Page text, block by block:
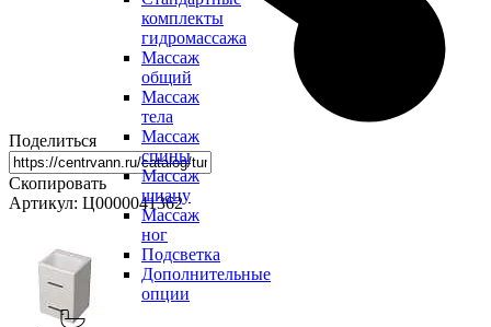
комплекты
гидромассажа
Массаж
общий
Массаж
тела
Массаж
спины
Массаж
шиацу
Массаж
ног
Подсветка
Дополнительные
опции
Поделиться
Скопировать
Артикул: Ц0000041362